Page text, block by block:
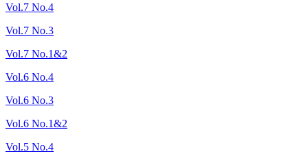
Vol.7 No.4
Vol.7 No.3
Vol.7 No.1&2
Vol.6 No.4
Vol.6 No.3
Vol.6 No.1&2
Vol.5 No.4